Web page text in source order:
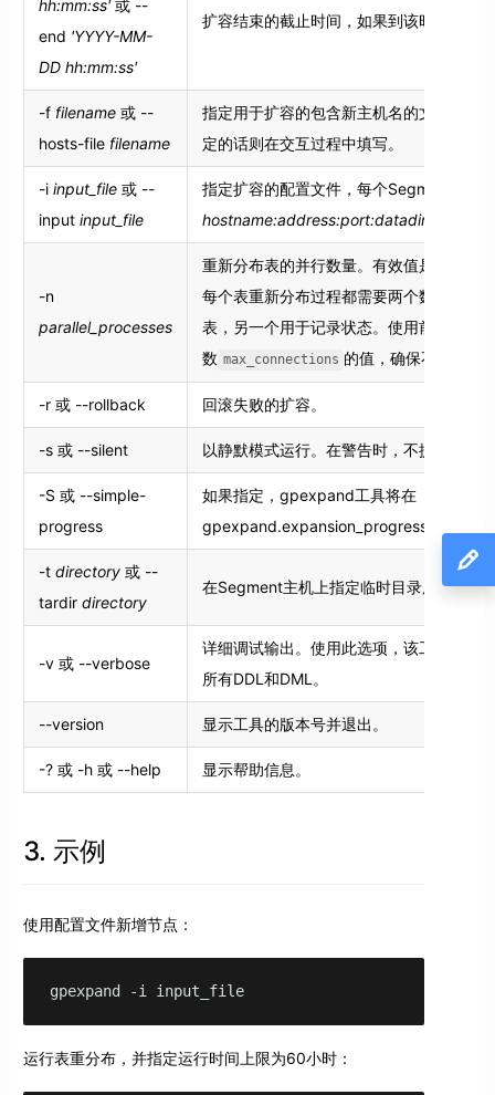
hh:mm:ss'或 --
end 'YYYY-MM-
DD hh:mm:ss'
扩容结束的截止时间，如果到该时间还未
-f filename或 --
hosts-file filename
指定用于扩容的包含新主机名的文件，每
定的话则在交互过程中填写。
-i input_file或 --
input input_file
指定扩容的配置文件，每个Segment要添
-n
parallel_processes
重新分布表的并行数量。有效值是1 - 96。
每个表重新分布过程都需要两个数据库连
表，另一个用于记录状态。使用前需要检
数 max_connections 的值，确保不超过最
-r 或 --rollback 回滚失败的扩容。
-s 或 --silent 以静默模式运行。在警告时，不提示确认
-S 或 --simple-
progress
如果指定，gpexpand工具将在
gpexpand.expansion_progress中记录最
-t directory或 --
tardir directory
在Segment主机上指定临时目录用来存放
-v 或 --verbose
详细调试输出。使用此选项，该工具将输
所有DDL和DML。
--version 显示工具的版本号并退出。
-? 或 -h 或 --help 显示帮助信息。
3. 示例
使用配置文件新增节点：
gpexpand -i input_file
运行表重分布，并指定运行时间上限为60小时：